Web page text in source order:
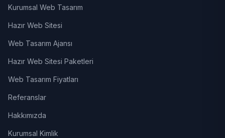
Kurumsal Web Tasarım
Hazır Web Sitesi
Web Tasarım Ajansı
Hazır Web Sitesi Paketleri
Web Tasarım Fiyatları
Referanslar
Hakkımızda
Kurumsal Kimlik